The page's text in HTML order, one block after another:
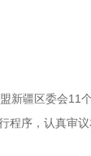
新疆区委会11
程序，认真审